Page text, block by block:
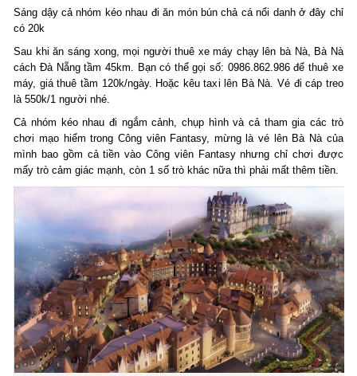
Sáng dậy cả nhóm kéo nhau đi ăn món bún chả cá nổi danh ở đây chỉ
có 20k
Sau khi ăn sáng xong, mọi người thuê xe máy chạy lên bà Nà, Bà Nà
cách Đà Nẵng tầm 45km. Bạn có thể gọi số: 0986.862.986 để thuê xe
máy, giá thuê tầm 120k/ngày. Hoặc kêu taxi lên Bà Nà. Vé đi cáp treo
là 550k/1 người nhé.
Cả nhóm kéo nhau đi ngắm cảnh, chụp hình và cả tham gia các trò
chơi mạo hiểm trong Công viên Fantasy, mừng là vé lên Bà Nà của
mình bao gồm cả tiền vào Công viên Fantasy nhưng chỉ chơi được
mấy trò cảm giác mạnh, còn 1 số trò khác nữa thì phải mất thêm tiền.